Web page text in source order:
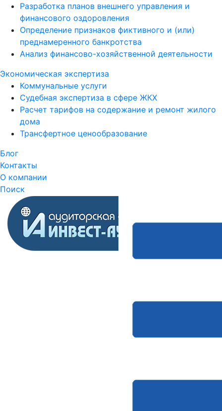
Разработка планов внешнего управления и
финансового оздоровления
Определение признаков фиктивного и (или)
преднамеренного банкротства
Анализ финансово-хозяйственной деятельности
Экономическая экспертиза
Коммунальные услуги
Судебная экспертиза в сфере ЖКХ
Расчет тарифов на содержание и ремонт жилого
дома
Трансфертное ценообразование
Блог
Контакты
О компании
Поиск